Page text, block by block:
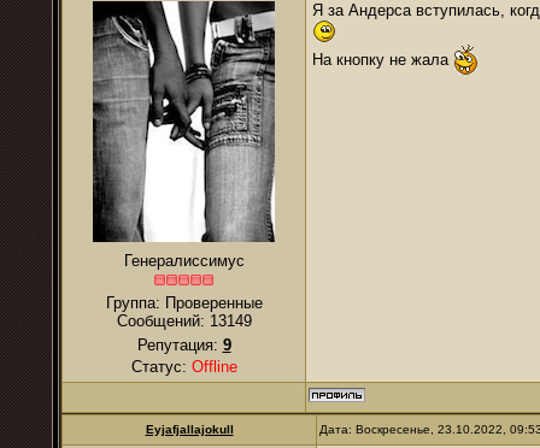
Генералиссимус
Группа: Проверенные
Сообщений: 13149
Репутация: 9
Статус: Offline
Я за Андерса вступилась,
На кнопку не жала
Eyjafjallajokull Дата: Воскресенье, 23.10.2022,